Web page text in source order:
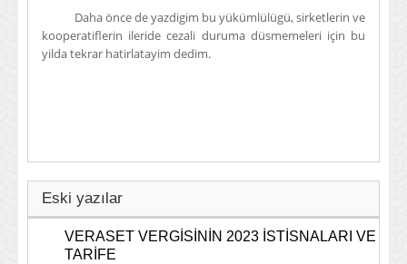
Daha önce de yazdigim bu yükümlülügü, sirketlerin ve
kooperatiflerin ileride cezali duruma düsmemeleri için bu
yilda tekrar hatirlatayim dedim.
Eski yazılar
VERASET VERGİSİNİN 2023 İSTİSNALARI VE
TARİFE